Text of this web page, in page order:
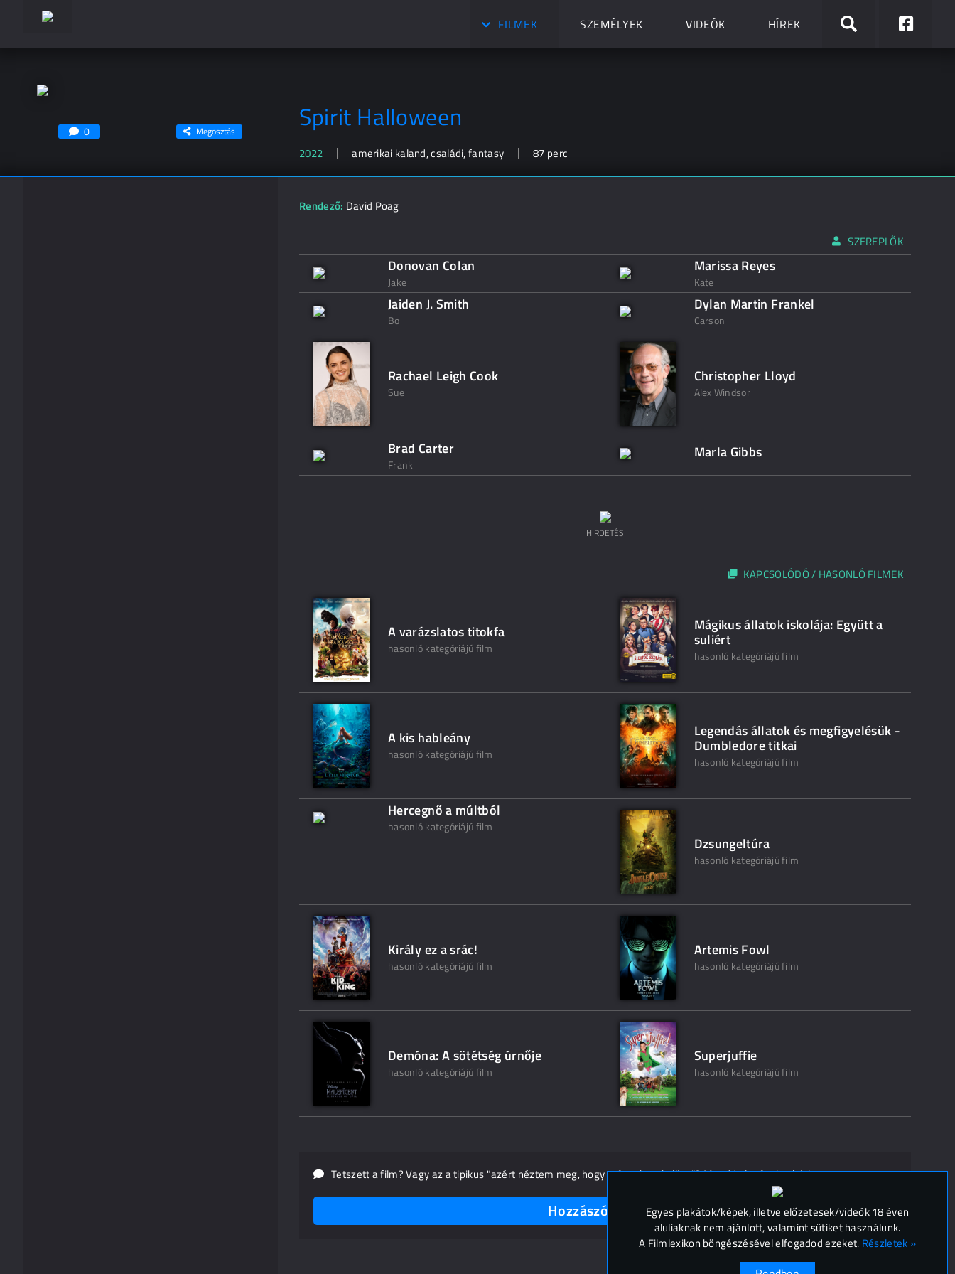
FILMEK SZEMÉLYEK VIDEÓK HÍREK
Spirit Halloween
2022 amerikai kaland, családi, fantasy 87 perc
0 Megosztás
Rendező: David Poag
SZEREPLŐK
Donovan Colan
Jake
Marissa Reyes
Kate
Jaiden J. Smith
Bo
Dylan Martin Frankel
Carson
Rachael Leigh Cook
Sue
Christopher Lloyd
Alex Windsor
Brad Carter
Frank
Marla Gibbs
HIRDETÉS
KAPCSOLÓDÓ / HASONLÓ FILMEK
A varázslatos titokfa
hasonló kategóriájú film
Mágikus állatok iskolája: Együtt a
suliért
hasonló kategóriájú film
A kis hableány
hasonló kategóriájú film
Legendás állatok és megfigyelésük -
Dumbledore titkai
hasonló kategóriájú film
Hercegnő a múltból
hasonló kategóriájú film
Dzsungeltúra
hasonló kategóriájú film
Király ez a srác!
hasonló kategóriájú film
Artemis Fowl
hasonló kategóriájú film
Demóna: A sötétség úrnője
hasonló kategóriájú film
Superjuffie
hasonló kategóriájú film
Tetszett a film? Vagy az a tipikus "azért néztem meg, hogy másnak ne kelljen"? Mondd el másoknak is!
Hozzászólások (0)
Egyes plakátok/képek, illetve előzetesek/videók 18 éven
aluliaknak nem ajánlott, valamint sütiket használunk.
A Filmlexikon böngészésével elfogadod ezeket. Részletek »